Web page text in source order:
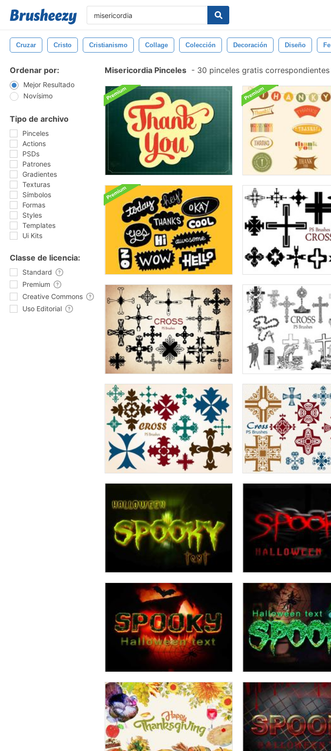
Cruzar Cristo Cristianismo Collage Colección Decoración Diseño Fe
Ordenar por:
Mejor Resultado
Novísimo
Tipo de archivo
Pinceles
Actions
PSDs
Patrones
Gradientes
Texturas
Símbolos
Formas
Styles
Templates
Ui Kits
Classe de licencia:
Standard
Premium
Creative Commons
Uso Editorial
Misericordia Pinceles - 30 pinceles gratis correspondientes